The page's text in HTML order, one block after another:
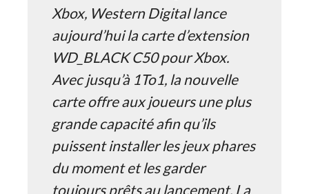
Xbox, Western Digital lance
aujourd’hui la carte d’extension
WD_BLACK C50 pour Xbox.
Avec jusqu’à 1To1, la nouvelle
carte offre aux joueurs une plus
grande capacité afin qu’ils
puissent installer les jeux phares
du moment et les garder
toujours prêts au lancement. La